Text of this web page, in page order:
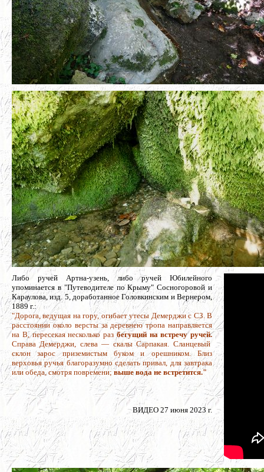
Либо ручей Артна-узень, либо ручей Юбилейного
упоминается в "Путеводителе по Крыму" Сосногоровой и
Караулова, изд. 5, доработанное Головкинским и Вернером,
1889 г.:
"Дорога, ведущая на гору, огибает утесы Демерджи с СЗ. В
расстоянии около версты за деревнею тропа направляется
на В, пересекая несколько разбегущий на встречу ручей.
Справа Демерджи, слева — скалы Сарпакая. Сланцевый
склон зарос приземистым буком и орешником. Близ
верховья ручья благоразумно сделать привал, для завтрака
или обеда, смотря повремени; выше вода не встретится."
ВИДЕО 27 июня 2023 г.